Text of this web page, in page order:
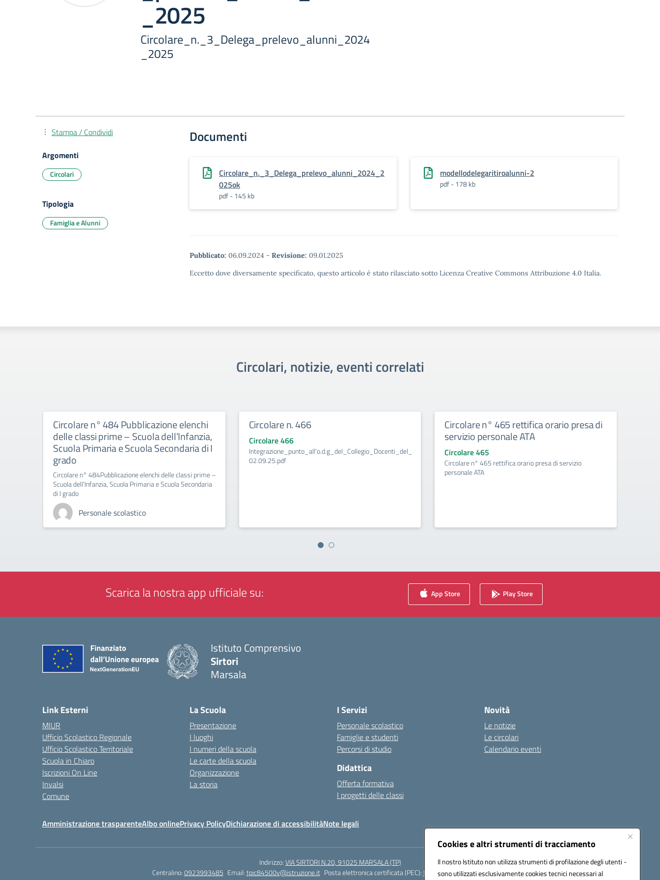
Cookies e altri strumenti di tracciamento
Il nostro Istituto non utilizza strumenti di profilazione degli utenti -
sono utilizzati esclusivamente cookies tecnici necessari al
_2025
Circolare_n._3_Delega_prelevo_alunni_2024
_2025
Documenti
Circolare_n._3_Delega_prelevo_alunni_2024_2
025ok
pdf - 145 kb
modellodelegaritiroalunni-2
pdf - 178 kb
Pubblicato: 06.09.2024 - Revisione: 09.01.2025
Eccetto dove diversamente specificato, questo articolo è stato rilasciato sotto Licenza Creative Commons Attribuzione 4.0 Italia.
Stampa / Condividi
Argomenti
Circolari
Tipologia
Famiglia e Alunni
Circolari, notizie, eventi correlati
Circolare n° 484 Pubblicazione elenchi
delle classi prime – Scuola dell’Infanzia,
Scuola Primaria e Scuola Secondaria di I
grado
Circolare n° 484Pubblicazione elenchi delle classi prime –
Scuola dell'Infanzia, Scuola Primaria e Scuola Secondaria
di I grado
Personale scolastico
Circolare n. 466
Circolare 466
Integrazione_punto_all'o.d.g_del_Collegio_Docenti_del_
02.09.25.pdf
Circolare n° 465 rettifica orario presa di
servizio personale ATA
Circolare 465
Circolare n° 465 rettifica orario presa di servizio
personale ATA
Scarica la nostra app ufficiale su: App Store Play Store
Istituto Comprensivo
Sirtori
Marsala
Link Esterni
MIUR
Ufficio Scolastico Regionale
Ufficio Scolastico Territoriale
Scuola in Chiaro
Iscrizioni On Line
Invalsi
Comune
La Scuola
Presentazione
I luoghi
I numeri della scuola
Le carte della scuola
Organizzazione
La storia
I Servizi
Personale scolastico
Famiglie e studenti
Percorsi di studio
Didattica
Offerta formativa
I progetti delle classi
Novità
Le notizie
Le circolari
Calendario eventi
Amministrazione trasparenteAlbo onlinePrivacy PolicyDichiarazione di accessibilitàNote legali
Indirizzo:VIA SIRTORI N.20, 91025 MARSALA (TP)
Centralino:0923993485 Email:tpic84500v@istruzione.it Posta elettronica certificata (PEC):tpic84500v@pec.istruzione.it